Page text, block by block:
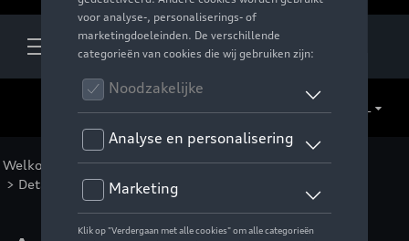
Welkom Voor u >F1 Collectie >Kleding >Kinderen
> Detail